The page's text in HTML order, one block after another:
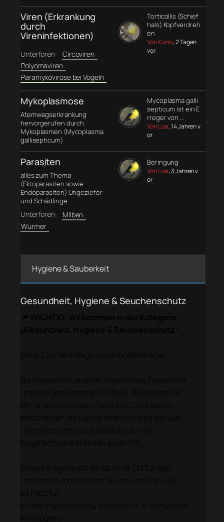
Viren (Erkrankung
durch
Vireninfektionen)
Unterforen:
Circoviren
Polyomaviren
Paramyxovirose bei Vögeln
Torticollis (Schief
hals) Kopfverdreh
en
Von Konni, 2 Tagen
vor
Mykoplasmose
Atemwegserkrankung
hervorgerufen durch
Mykoplasmen (Mycoplasma
gallisepticum)
Mycoplasma galli
septicum ist ein E
rreger von …
Von Lisa, 14 Jahren v
or
Parasiten
alles zum Thema
(Ektoparasiten sowie
Endoparasiten) Ungeziefer
und Schädlinge
Unterforen:
Milben
Würmer
Beringung
Von Lisa, 3 Jahren v
or
Hygiene & Sauberkeit
Gesundheit, Hygiene & Seuchenschutz